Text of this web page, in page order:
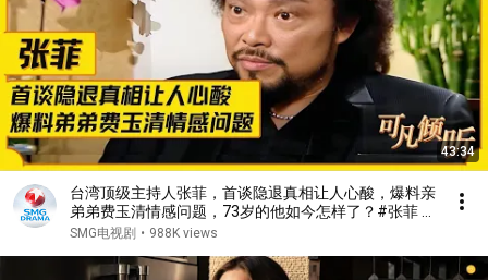
43:34
台湾顶级主持人张菲，首谈隐退真相让人心酸，爆料亲
弟弟费玉清情感问题，73岁的他如今怎样了？#张菲 #
费玉清 #可凡倾听 FULL
SMG电视剧 • 988K views